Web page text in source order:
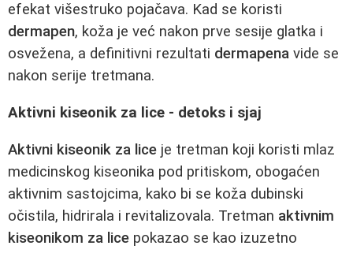
efekat višestruko pojačava. Kad se koristi
dermapen, koža je već nakon prve sesije glatka i
osvežena, a definitivni rezultati dermapena vide se
nakon serije tretmana.
Aktivni kiseonik za lice - detoks i sjaj
Aktivni kiseonik za lice je tretman koji koristi mlaz
medicinskog kiseonika pod pritiskom, obogaćen
aktivnim sastojcima, kako bi se koža dubinski
očistila, hidrirala i revitalizovala. Tretman aktivnim
kiseonikom za lice pokazao se kao izuzetno